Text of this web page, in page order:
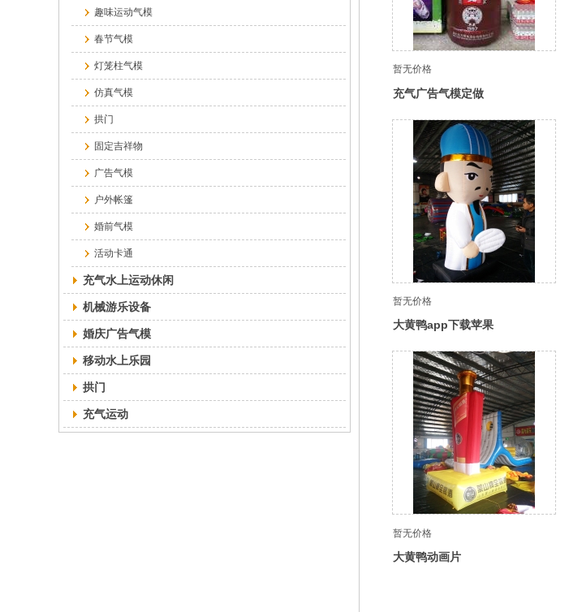
趣味运动气模
春节气模
灯笼柱气模
仿真气模
拱门
固定吉祥物
广告气模
户外帐篷
婚前气模
活动卡通
充气水上运动休闲
机械游乐设备
婚庆广告气模
移动水上乐园
拱门
充气运动
暂无价格
充气广告气模定做
暂无价格
大黄鸭app下载苹果
暂无价格
大黄鸭动画片